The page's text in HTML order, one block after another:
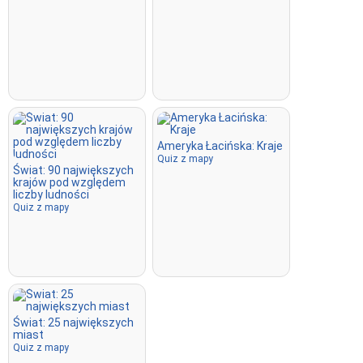
Świat: 90 największych
krajów pod względem
liczby ludności
Quiz z mapy
Ameryka Łacińska: Kraje
Quiz z mapy
Świat: 25 największych
miast
Quiz z mapy